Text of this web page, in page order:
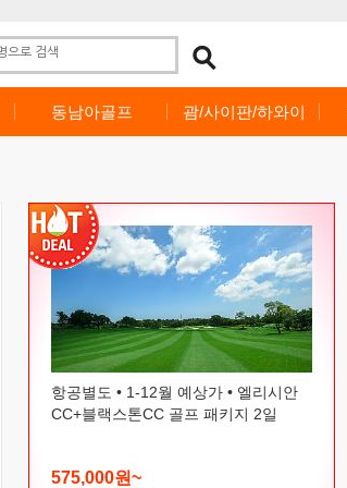
동남아골프 괌/사이판/하와이
항공별도 • 1-12월 예상가 • 엘리시안
CC+블랙스톤CC 골프 패키지 2일
575,000원~